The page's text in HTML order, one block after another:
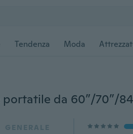
Tendenza Moda
GENERALE